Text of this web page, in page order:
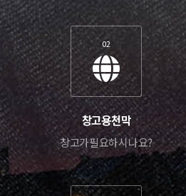
02
창고용천막
창고가필요하시나요?